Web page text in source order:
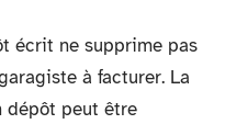
écrit ne supprime pas
à facturer. La
dépôt peut être